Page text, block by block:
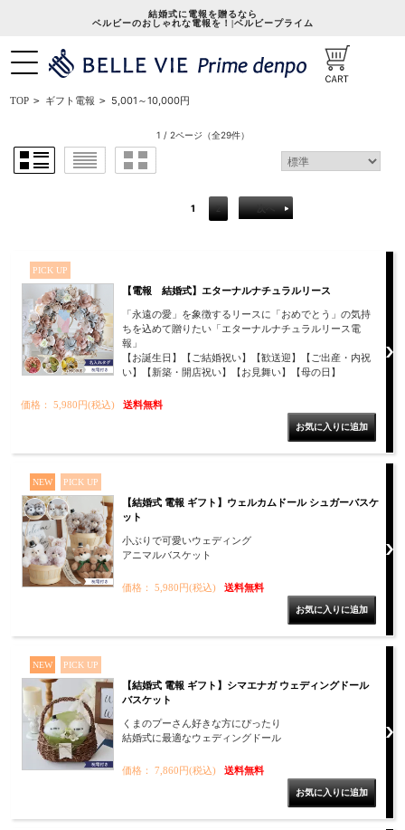
結婚式に電報を贈るなら
ベルビーのおしゃれな電報を！|ベルビープライム
TOP > ギフト電報 > 5,001～10,000円
1 / 2ページ （全29件）
1 2 次へ
PICK UP
【電報 結婚式】エターナルナチュラルリース
「永遠の愛」を象徴するリースに「おめでとう」の気持
ちを込めて贈りたい「エターナルナチュラルリース電
報」
【お誕生日】【ご結婚祝い】【歓送迎】【ご出産・内祝
い】【新築・開店祝い】【お見舞い】【母の日】
価格： 5,980円(税込) 送料無料
NEW PICK UP
【結婚式 電報 ギフト】ウェルカムドール シュガーバスケ
ット
小ぶりで可愛いウェディング
アニマルバスケット
価格： 5,980円(税込) 送料無料
NEW PICK UP
【結婚式 電報 ギフト】シマエナガ ウェディングドール
バスケット
くまのプーさん好きな方にぴったり
結婚式に最適なウェディングドール
価格： 7,860円(税込) 送料無料